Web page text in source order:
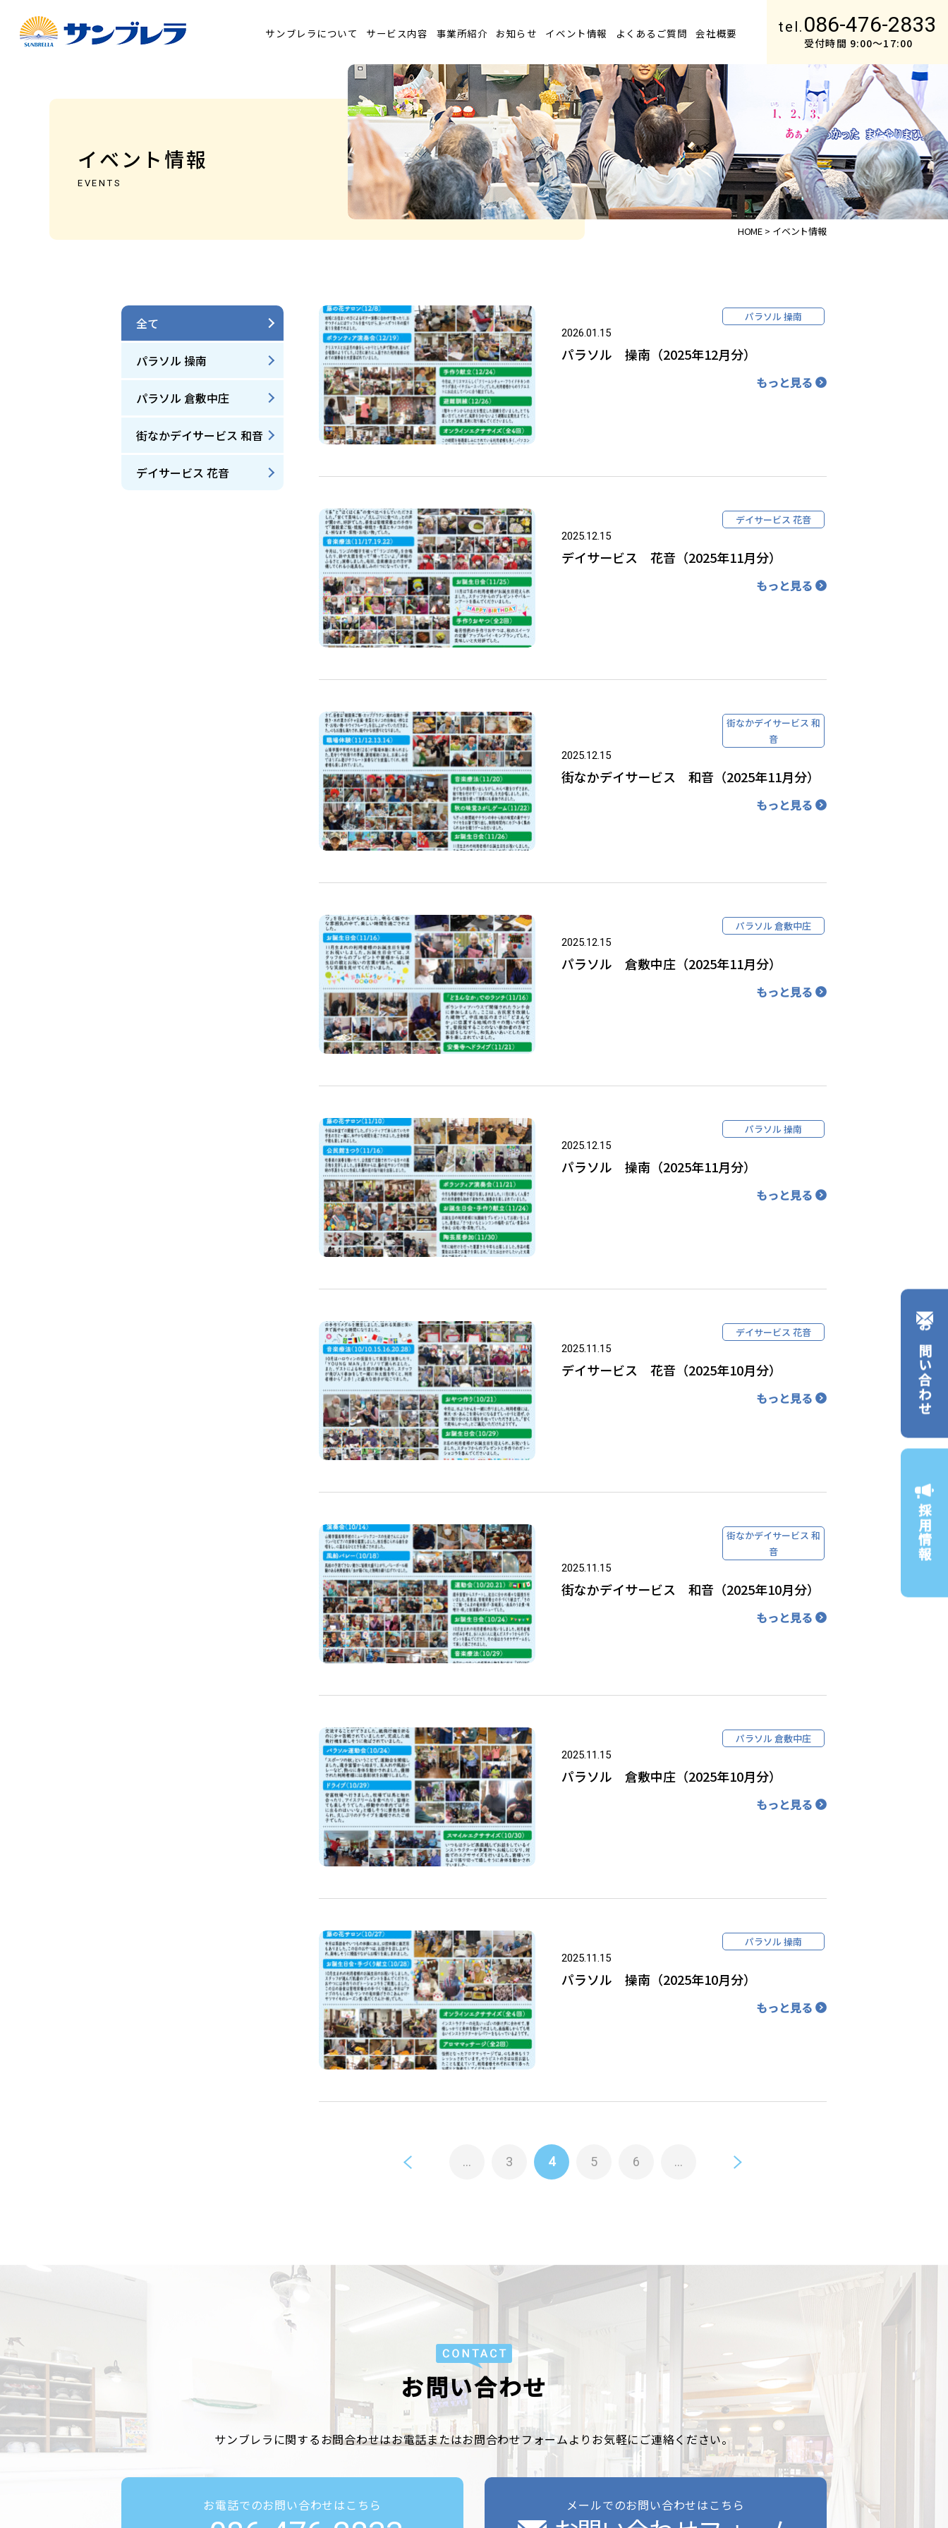
サンブレラについて サービス内容 事業所紹介 お知らせ イベント情報 よくあるご質問 会社概要 tel. 086-476-2833
受付時間 9:00〜17:00
お問い合わせ
採用情報
イベント情報
EVENTS
HOME > イベント情報
全て
パラソル 操南
パラソル 倉敷中庄
街なかデイサービス 和音
デイサービス 花音
パラソル 操南
2026.01.15
パラソル 操南（2025年12月分）
もっと見る
デイサービス 花音
2025.12.15
デイサービス 花音（2025年11月分）
もっと見る
街なかデイサービス 和
音
2025.12.15
街なかデイサービス 和音（2025年11月分）
もっと見る
パラソル 倉敷中庄
2025.12.15
パラソル 倉敷中庄（2025年11月分）
もっと見る
パラソル 操南
2025.12.15
パラソル 操南（2025年11月分）
もっと見る
デイサービス 花音
2025.11.15
デイサービス 花音（2025年10月分）
もっと見る
街なかデイサービス 和
音
2025.11.15
街なかデイサービス 和音（2025年10月分）
もっと見る
パラソル 倉敷中庄
2025.11.15
パラソル 倉敷中庄（2025年10月分）
もっと見る
パラソル 操南
2025.11.15
パラソル 操南（2025年10月分）
もっと見る
... 3 4 5 6 ...
お問い合わせ
サンブレラに関するお問合わせはお電話またはお問合わせフォームよりお気軽にご連絡ください。
お電話でのお問い合わせはこちら メールでのお問い合わせはこちら